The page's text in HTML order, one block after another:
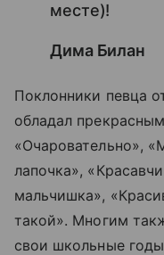
месте)!
Дима Билан
Поклонники певца
обладал
«Очаровательно»,
лапочка»,
мальчишка»,
такой». Многим
свои школьные